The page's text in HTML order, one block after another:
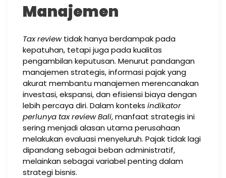
Manajemen
Tax reviewtidak hanya berdampak pada
kepatuhan, tetapi juga pada kualitas
pengambilan keputusan. Menurut pandangan
manajemen strategis, informasi pajak yang
akurat membantu manajemen merencanakan
investasi, ekspansi, dan efisiensi biaya dengan
lebih percaya diri. Dalam konteks indikator
perlunya tax review Bali, manfaat strategis ini
sering menjadi alasan utama perusahaan
melakukan evaluasi menyeluruh. Pajak tidak lagi
dipandang sebagai beban administratif,
melainkan sebagai variabel penting dalam
strategi bisnis.